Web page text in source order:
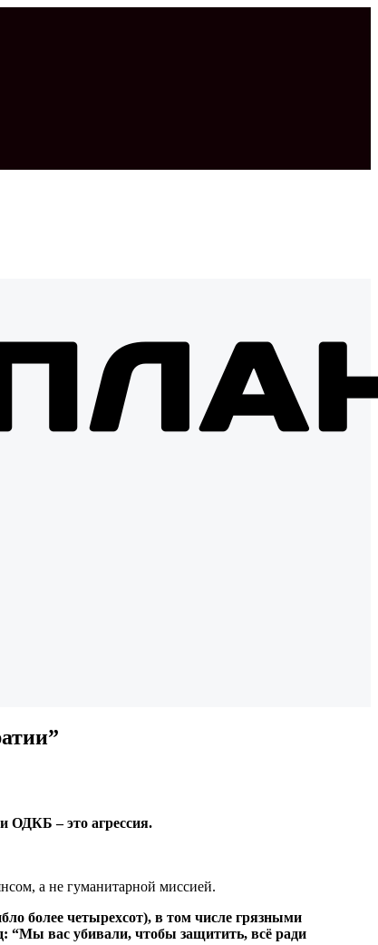
ОДКБ – это агрессия.
а не гуманитарной миссией.
более четырехсот), в том числе грязными
“Мы вас убивали, чтобы защитить, всё ради